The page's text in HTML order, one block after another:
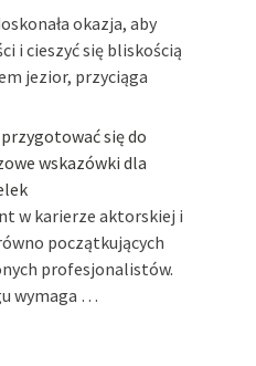
okazja, aby
i cieszyć się bliskością
jezior, przyciąga
się do
wskazówki dla
w karierze aktorskiej i
początkujących
profesjonalistów.
wymaga …